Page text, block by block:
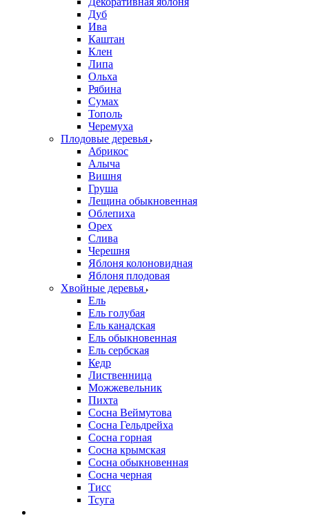
Дуб
Ива
Каштан
Клен
Липа
Ольха
Рябина
Сумах
Тополь
Черемуха
Плодовые деревья
Абрикос
Алыча
Вишня
Груша
Лещина обыкновенная
Облепиха
Орех
Слива
Черешня
Яблоня колоновидная
Яблоня плодовая
Хвойные деревья
Ель
Ель голубая
Ель канадская
Ель обыкновенная
Ель сербская
Кедр
Лиственница
Можжевельник
Пихта
Сосна Веймутова
Сосна Гельдрейха
Сосна горная
Сосна крымская
Сосна обыкновенная
Сосна черная
Тисс
Тсуга